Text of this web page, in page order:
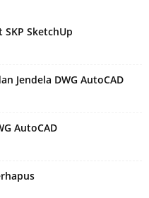
SketchUp
Jendela DWG AutoCAD
AutoCAD